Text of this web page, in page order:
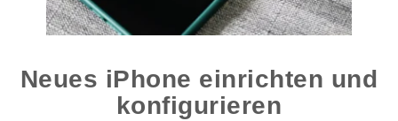
Neues iPhone einrichten und
konfigurieren